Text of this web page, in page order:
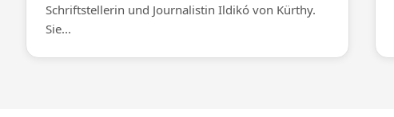
Schriftstellerin und Journalistin Ildikó von Kürthy.
Sie...